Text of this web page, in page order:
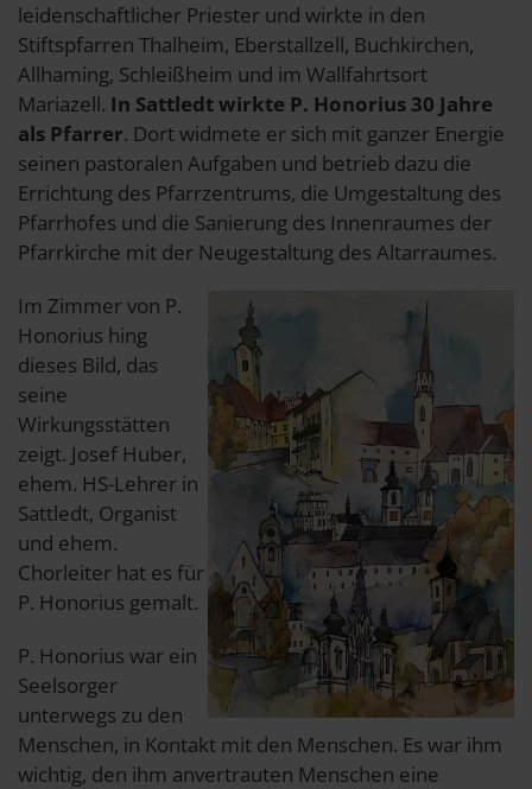
leidenschaftlicher Priester und wirkte in den
Stiftspfarren Thalheim, Eberstallzell, Buchkirchen,
Allhaming, Schleißheim und im Wallfahrtsort
Mariazell. In Sattledt wirkte P. Honorius 30 Jahre
als Pfarrer. Dort widmete er sich mit ganzer Energie
seinen pastoralen Aufgaben und betrieb dazu die
Errichtung des Pfarrzentrums, die Umgestaltung des
Pfarrhofes und die Sanierung des Innenraumes der
Pfarrkirche mit der Neugestaltung des Altarraumes.
Im Zimmer von P.
Honorius hing
dieses Bild, das
seine
Wirkungsstätten
zeigt. Josef Huber,
ehem. HS-Lehrer in
Sattledt, Organist
und ehem.
Chorleiter hat es für
P. Honorius gemalt.
P. Honorius war ein
Seelsorger
unterwegs zu den
Menschen, in Kontakt mit den Menschen. Es war ihm
wichtig, den ihm anvertrauten Menschen eine